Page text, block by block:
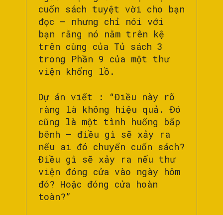
cuốn sách tuyệt vời cho bạn
đọc – nhưng chỉ nói với
bạn rằng nó nằm trên kệ
trên cùng của Tủ sách 3
trong Phần 9 của một thư
viện khổng lồ.
Dự án viết : “Điều này rõ
ràng là không hiệu quả. Đó
cũng là một tình huống bấp
bênh – điều gì sẽ xảy ra
nếu ai đó chuyển cuốn sách?
Điều gì sẽ xảy ra nếu thư
viện đóng cửa vào ngày hôm
đó? Hoặc đóng cửa hoàn
toàn?”